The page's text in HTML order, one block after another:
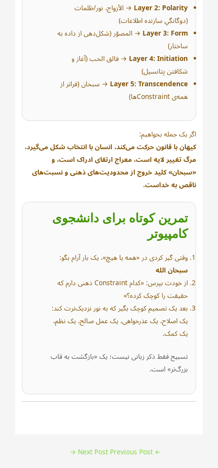
Layer 2: Polarity → الأزواج، نور/ظلمات
(دوگانگیِ سازنده اطلاعات)
Layer 3: Form → المصوّر (شکل‌دهی از داده به
ساختار)
Layer 4: Initiation → فالق الحب (آغاز و
شکافتن پتانسیل)
Layer 5: Transcendence → سبحان (فراتر از
همه‌ی Constraintها)
اگر یک جمله بخواهیم:
کیهان با قانون حرکت می‌کند، انسان با انتخاب شکل می‌گیرد،
مرگ تغییر لایه است، معراج ارتقای ادراک است، و
«سبحان» کلید خروج از محدودیت‌های ذهنی و نسبت‌های
ناقص به خداست.
تمرین کوتاه برای دانشجوی
کامپیوتر
وقتی گیر کردی در «همه یا هیچ»، یک بار آرام بگو:
سبحان الله
از خودت بپرس: «کدام Constraint ذهنی دارم که
حقیقت را کوچک کرده؟»
بعد یک تصمیم کوچک بگیر که به نور نزدیک‌ترت کند:
یک اصلاح، یک عذرخواهی، یک عمل صالح، یک نظم،
یک کمک.
تسبیح فقط ذکر زبانی نیست؛ یک «بازگشت به قاب
بزرگ‌تر» است.
←
Next Post
→